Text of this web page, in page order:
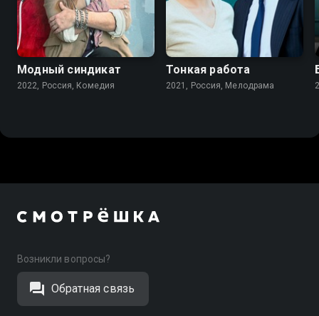
7.6
Модный синдикат
2022, Россия, Комедия
7.2
Тонкая работа
2021, Россия, Мелодрама
Возникли вопросы?
Обратная связь